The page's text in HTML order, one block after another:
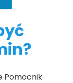
Pomocnik